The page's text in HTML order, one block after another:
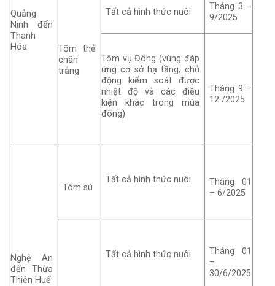
Quảng
Ninh đến
Thanh
Hóa
Tôm thẻ
chân
trắng
Tất cả hình thức nuôi
Tháng 3 –
9/2025
Tôm vụ Đông (vùng đáp
ứng cơ sở hạ tầng, chủ
động kiểm soát được
nhiệt độ và các điều
kiện khác trong mùa
đông)
Tháng 9 –
12 /2025
Nghệ An
đến Thừa
Thiên Huế
Tôm sú
Tất cả hình thức nuôi
Tháng 01
– 6/2025
Tất cả hình thức nuôi
Tháng 01
–
30/6/2025